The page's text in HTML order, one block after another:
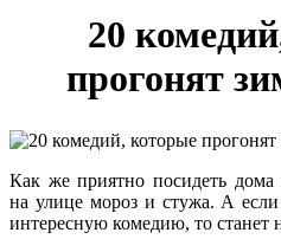
20
прогонят
Как же приятно посидеть
на улице мороз и стужа. А
интересную комедию, то станет